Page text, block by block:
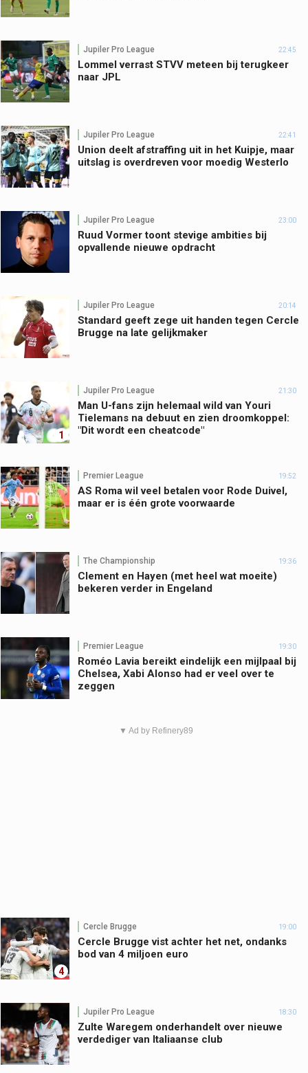
Jupiler Pro League 22:45
Lommel verrast STVV meteen bij terugkeer
naar JPL
Jupiler Pro League 22:41
Union deelt afstraffing uit in het Kuipje, maar
uitslag is overdreven voor moedig Westerlo
Jupiler Pro League 23:00
Ruud Vormer toont stevige ambities bij
opvallende nieuwe opdracht
Jupiler Pro League 20:14
Standard geeft zege uit handen tegen Cercle
Brugge na late gelijkmaker
1
Jupiler Pro League 21:30
Man U-fans zijn helemaal wild van Youri
Tielemans na debuut en zien droomkoppel:
"Dit wordt een cheatcode"
Premier League 19:52
AS Roma wil veel betalen voor Rode Duivel,
maar er is één grote voorwaarde
The Championship 19:36
Clement en Hayen (met heel wat moeite)
bekeren verder in Engeland
Premier League 19:30
Roméo Lavia bereikt eindelijk een mijlpaal bij
Chelsea, Xabi Alonso had er veel over te
zeggen
▼ Ad by Refinery89
4
Cercle Brugge 19:00
Cercle Brugge vist achter het net, ondanks
bod van 4 miljoen euro
Jupiler Pro League 18:30
Zulte Waregem onderhandelt over nieuwe
verdediger van Italiaanse club